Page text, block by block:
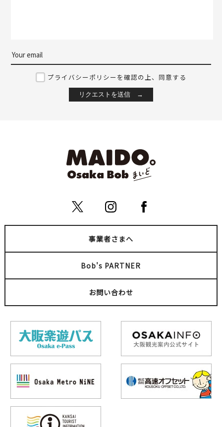
プライバシーポリシーを確認の上、同意する
事業者さまへ
Bob's PARTNER
お問い合わせ